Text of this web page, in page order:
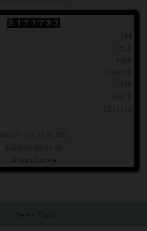
344
1510
9368
2149078
11390
69519
2171733
Your IP: 172.70.92.232
2026-08-08 06:05
Visitors Counter
Recent Topics